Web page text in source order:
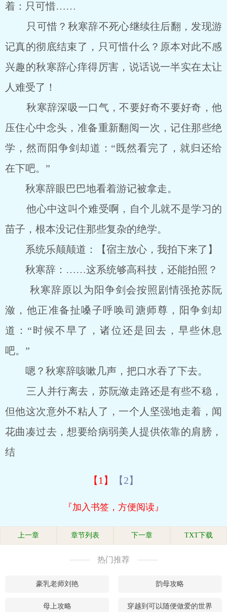
着：只可惜……
只可惜？秋寒辞不死心继续往后翻，发现游
记真的彻底结束了，只可惜什么？原本对此不感
兴趣的秋寒辞心痒得厉害，说话说一半实在太让
人难受了！
秋寒辞深吸一口气，不要好奇不要好奇，他
压住心中念头，准备重新翻阅一次，记住那些绝
学，然而阳争剑却道：“既然看完了，就归还给
在下吧。”
秋寒辞眼巴巴地看着游记被拿走。
他心中这叫个难受啊，自个儿就不是学习的
苗子，根本没记住那些复杂的绝学。
系统乐颠颠道：【宿主放心，我拍下来了】
秋寒辞：……这系统够高科技，还能拍照？
秋寒辞原以为阳争剑会按照剧情强抢苏阮
潋，他正准备扯嗓子呼唤司溏师尊，阳争剑却
道：“时候不早了，诸位还是回去，早些休息
吧。”
嗯？秋寒辞咳嗽几声，把口水吞了下去。
三人并行离去，苏阮潋走路还是有些不稳，
但他这次意外不粘人了，一个人坚强地走着，闻
花曲凑过去，想要给病弱美人提供依靠的肩膀，
结
【1】 【2】
『加入书签，方便阅读』
上一章 章节列表 下一章 TXT下载
热门推荐
豪乳老师刘艳 韵母攻略
母上攻略 穿越到可以随便做爱的世界